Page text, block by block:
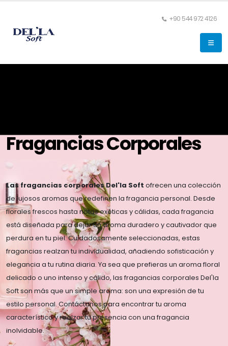
+90 544 972 4126
Fragancias Corporales
Las fragancias corporales Del'la Soft ofrecen una colección
de lujosos aromas que redefinen la fragancia personal. Desde
florales frescos hasta notas exóticas y cálidas, cada fragancia
está diseñada para dejar un aroma duradero y cautivador que
perdura en tu piel. Cuidadosamente seleccionadas, estas
fragancias realzan tu individualidad, añadiendo sofisticación y
elegancia a tu rutina diaria. Ya sea que prefieras un aroma floral
delicado o uno intenso y cálido, las fragancias corporales Del'la
Soft son más que un simple aroma: son una expresión de tu
estilo personal. Contáctanos para encontrar tu aroma
característico y realzar tu presencia con una fragancia
inolvidable.